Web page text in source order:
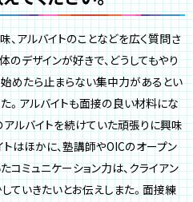
アルバイトのことなどを広く質問さ
デザインが好きで、どうしてもやり
始めたら止まらない集中力があるとい
。アルバイトも面接の良い材料にな
ルバイトを続けていた頑張りに興味
はほかに、塾講師やOICのオープン
コミュニケーション力は、クライアン
ていきたいとお伝えしまた。面接練